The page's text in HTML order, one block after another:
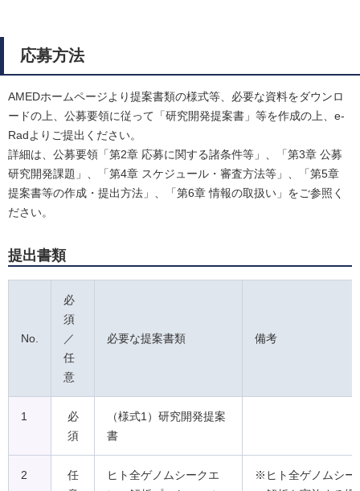
応募方法
AMEDホームページより提案書類の様式等、必要な資料をダウンロ
ードの上、公募要領に従って「研究開発提案書」等を作成の上、e-
Radよりご提出ください。
詳細は、公募要領「第2章 応募に関する諸条件等」、「第3章 公募
研究開発課題」、「第4章 スケジュール・審査方法等」、「第5章
提案書等の作成・提出方法」、「第6章 情報の取扱い」をご参照く
ださい。
提出書類
No.
必
須
／
任
意
必要な提案書類 備考
1
必
須
（様式1）研究開発提案
書
2
任
ヒト全ゲノムシークエ
※ヒト全ゲノムシー